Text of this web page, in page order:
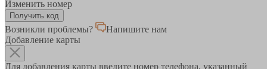
Изменить номер
Возникли проблемы?
Напишите нам
Добавление карты
Для добавления карты введите номер телефона, указанный